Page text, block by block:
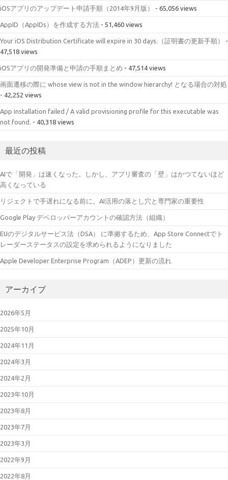
iOSアプリのアップデート申請手順（2014年9月版） - 65,056 views
AppID（AppIDs）を作成する方法 - 51,460 views
Your iOS Distribution Certificate will expire in 30 days.（証明書の更新手順）
-
47,518 views
iOSアプリの開発準備と申請の手順まとめ - 47,514 views
画面遷移の際に whose view is not in the window hierarchy! となる場合の対処
- 42,252 views
App installation failed / A valid provisioning profile for this executable was
not found. - 40,318 views
最近の投稿
AIで「開発」は速くなった。しかし、アプリ審査の「壁」はかつてないほど
高くなっている
リジェクトで手遅れになる前に。AI活用の落とし穴と専門家の重要性
Google Play デベロッパーアカウントの確認方法（組織）
EUのデジタルサービス法（DSA） に準拠するため、App Store Connectでト
レーダーステータスの設定を求められるようになりました
Apple Developer Enterprise Program（ADEP）更新の流れ
アーカイブ
2026年5月
2025年10月
2024年11月
2024年3月
2024年2月
2023年10月
2023年8月
2023年7月
2023年3月
2022年9月
2022年8月